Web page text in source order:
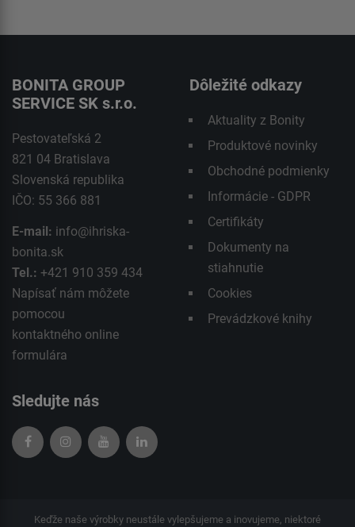
BONITA GROUP
SERVICE SK s.r.o.
Pestovateľská 2
821 04 Bratislava
Slovenská republika
IČO: 55 366 881
E-mail: info@ihriska-
bonita.sk
Tel.: +421 910 359 434
Napísať nám môžete
pomocou
kontaktného online
formulára
Dôležité odkazy
Aktuality z Bonity
Produktové novinky
Obchodné podmienky
Informácie - GDPR
Certifikáty
Dokumenty na
stiahnutie
Cookies
Prevádzkové knihy
Sledujte nás
Keďže naše výrobky neustále vylepšujeme a inovujeme, niektoré